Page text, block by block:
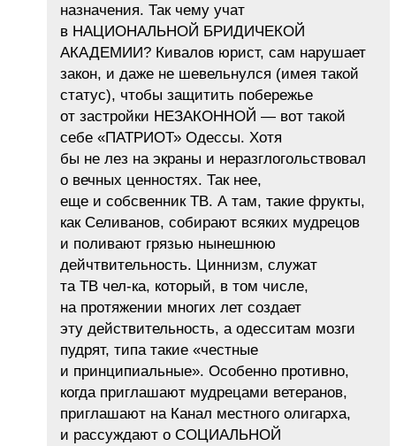
назначения. Так чему учат
в НАЦИОНАЛЬНОЙ БРИДИЧЕКОЙ
АКАДЕМИИ? Кивалов юрист, сам нарушает
закон, и даже не шевельнулся (имея такой
статус), чтобы защитить побережье
от застройки НЕЗАКОННОЙ — вот такой
себе «ПАТРИОТ» Одессы. Хотя
бы не лез на экраны и неразглогольствовал
о вечных ценностях. Так нее,
еще и собсвенник ТВ. А там, такие фрукты,
как Селиванов, собирают всяких мудрецов
и поливают грязью нынешнюю
дейчтвительность. Циннизм, служат
та ТВ чел-ка, который, в том числе,
на протяжении многих лет создает
эту действительность, а одесситам мозги
пудрят, типа такие «честные
и принципиальные». Особенно противно,
когда приглашают мудрецами ветеранов,
приглашают на Канал местного олигарха,
и рассуждают о СОЦИАЛЬНОЙ